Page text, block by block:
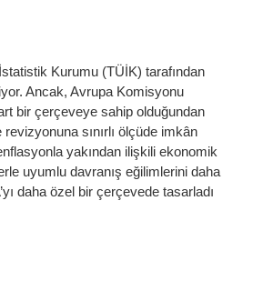
Kurumu (TÜİK) tarafından
Ancak, Avrupa Komisyonu
bir çerçeveye sahip olduğundan
sınırlı ölçüde imkân
yakından ilişkili ekonomik
uyumlu davranış eğilimlerini daha
daha özel bir çerçevede tasarladı